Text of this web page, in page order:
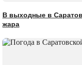
В выходные в
жара